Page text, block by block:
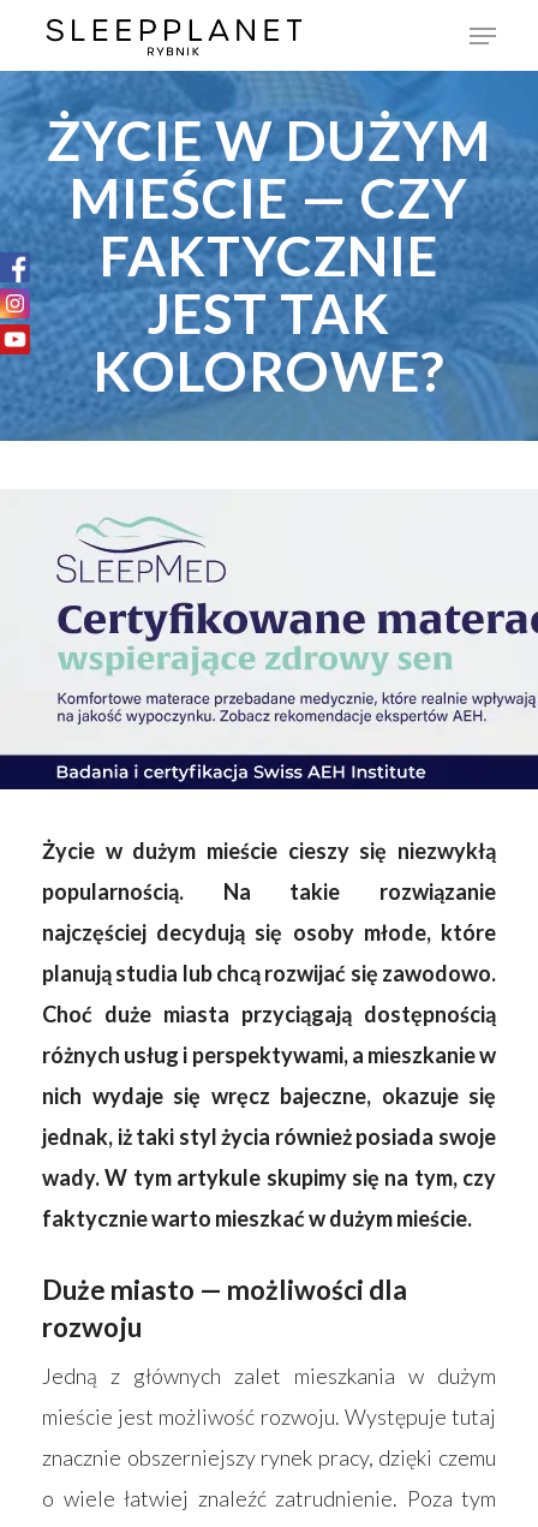
ŻYCIE W DUŻYM
MIEŚCIE — CZY
FAKTYCZNIE
JEST TAK
KOLOROWE?
Życie w dużym mieście cieszy się niezwykłą
popularnością. Na takie rozwiązanie
najczęściej decydują się osoby młode, które
planują studia lub chcą rozwijać się zawodowo.
Choć duże miasta przyciągają dostępnością
różnych usług i perspektywami, a mieszkanie w
nich wydaje się wręcz bajeczne, okazuje się
jednak, iż taki styl życia również posiada swoje
wady. W tym artykule skupimy się na tym, czy
faktycznie warto mieszkać w dużym mieście.
Duże miasto — możliwości dla
rozwoju
Jedną z głównych zalet mieszkania w dużym
mieście jest możliwość rozwoju. Występuje tutaj
znacznie obszerniejszy rynek pracy, dzięki czemu
o wiele łatwiej znaleźć zatrudnienie. Poza tym